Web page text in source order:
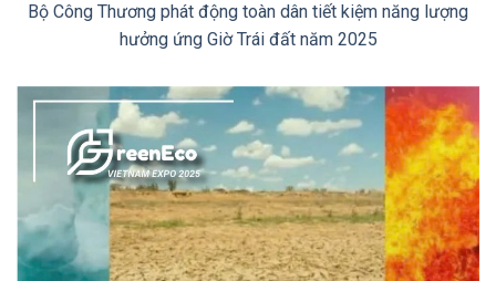
Bộ Công Thương phát động toàn dân tiết kiệm năng lượng
hưởng ứng Giờ Trái đất năm 2025